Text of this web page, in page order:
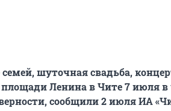
шуточная свадьба,
Ленина в Чите 7 июля в
сообщили 2 июля ИА